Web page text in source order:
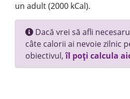
un adult (2000 kCal).
Dacă vrei să afli
câte calorii ai nevoie zilnic
obiectivul,îl poți calcula